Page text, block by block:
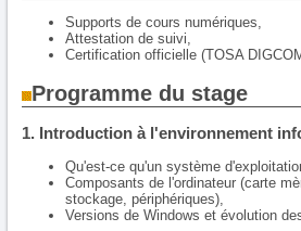
Supports de cours numériques,
Attestation de suivi,
Certification officielle (TOSA
Programme du stage
1. Introduction à l'environnement
Qu'est-ce qu'un système
Composants de l'ordinateur (carte
stockage, périphériques),
Versions de Windows et évolution